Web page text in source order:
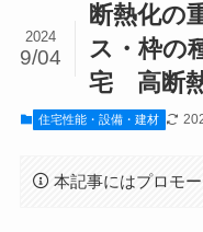
断熱化の
ス・枠の
宅 高断
2024
9/04
住宅性能・設備・建材
本記事にはプロモ